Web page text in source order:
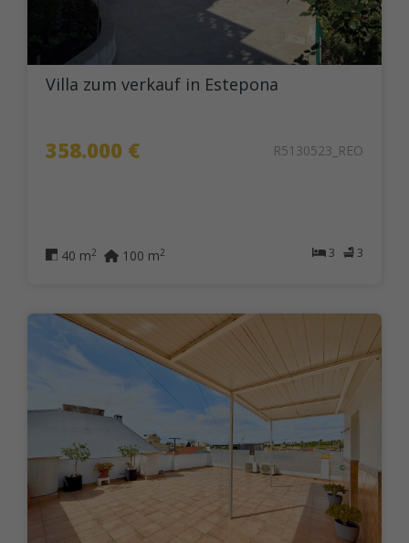
Villa zum verkauf in Estepona
358.000 € R5130523_REO
3 3
40 m2 100 m2